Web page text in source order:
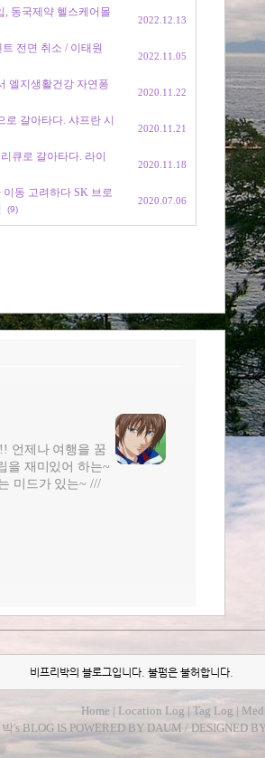
, 동국제약 헬스케어몰
2022.12.13
전면 취소 / 이태원
2022.11.05
엘지생활건강 자연퐁
2020.11.22
갈아타다. 샤프란 시
2020.11.21
큐로 갈아타다. 라이
2020.11.18
동 고려하다 SK 브로
(9)
2020.07.06
언제나 여행을 꿈
을 재미있어 하는~
미드가 있는~ ///
비프리박의 블로그입니다. 불펌은 불허합니다.
Home | Location Log | Tag Log |
's BLOG IS POWERED BY DAUM / DESIGNED